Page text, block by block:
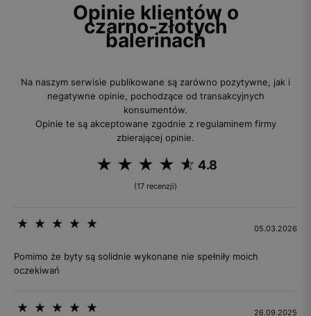
Opinie klientów o
czarno-złotych
balerinach
Na naszym serwisie publikowane są zarówno pozytywne, jak i
negatywne opinie, pochodzące od transakcyjnych
konsumentów.
Opinie te są akceptowane zgodnie z regulaminem firmy
zbierającej opinie.
4.8
(17 recenzji)
05.03.2026
Pomimo że byty są solidnie wykonane nie spełniły moich
oczekiwań
26.09.2025